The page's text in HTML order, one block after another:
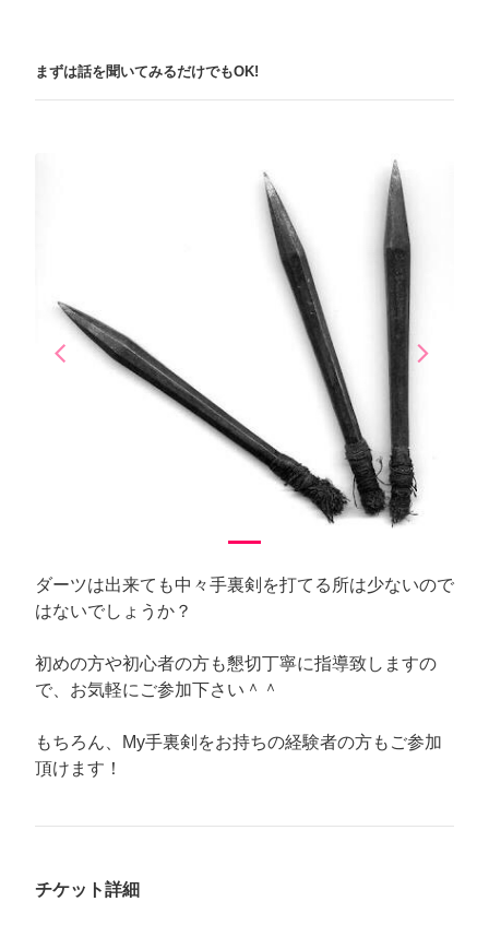
まずは話を聞いてみるだけでもOK!
arrow_back_iosPrevious arrow_forward_iosNext
ダーツは出来ても中々手裏剣を打てる所は少ないので
はないでしょうか？
初めの方や初心者の方も懇切丁寧に指導致しますの
で、お気軽にご参加下さい＾＾
もちろん、My手裏剣をお持ちの経験者の方もご参加
頂けます！
チケット詳細